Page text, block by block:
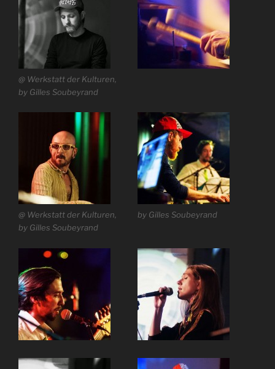
@ Werkstatt der Kulturen,
by Gilles Soubeyrand
@ Werkstatt der Kulturen,
by Gilles Soubeyrand
by Gilles Soubeyrand